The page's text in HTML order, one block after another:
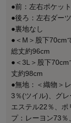
●前：左右ポケッ
●後ろ：左右ダー
●裏地なし
●＜M＞股下70cm
総丈約96cm
●＜3L＞股下
丈約98cm
●無地：＜織物＞
3％(ツイル)、グ
エステル22％、
プ：レーヨン73